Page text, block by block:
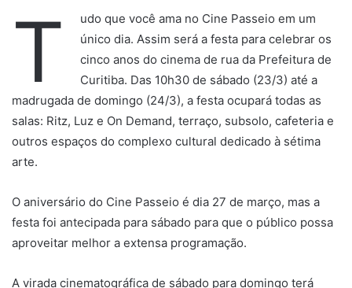
T
udo que você ama no Cine Passeio em um
único dia. Assim será a festa para celebrar os
cinco anos do cinema de rua da Prefeitura de
Curitiba. Das 10h30 de sábado (23/3) até a
madrugada de domingo (24/3), a festa ocupará todas as
salas: Ritz, Luz e On Demand, terraço, subsolo, cafeteria e
outros espaços do complexo cultural dedicado à sétima
arte.
O aniversário do Cine Passeio é dia 27 de março, mas a
festa foi antecipada para sábado para que o público possa
aproveitar melhor a extensa programação.
A virada cinematográfica de sábado para domingo terá